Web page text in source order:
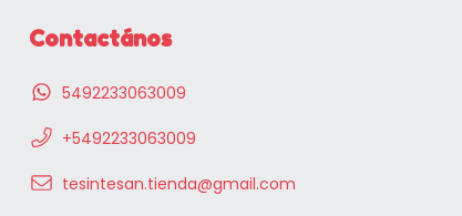
Contactános
5492233063009
+5492233063009
tesintesan.tienda@gmail.com